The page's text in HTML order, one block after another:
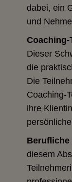
dabei, ein
und
Coaching-
Dieser
die
Die
Coaching-
ihre
Berufliche
diesem